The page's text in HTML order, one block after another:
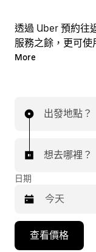
透過 Uber 預約往
服務之餘，更可使
要乘車？隨時透過
More
出發地點？
想去哪裡？
日期
下
查看價格